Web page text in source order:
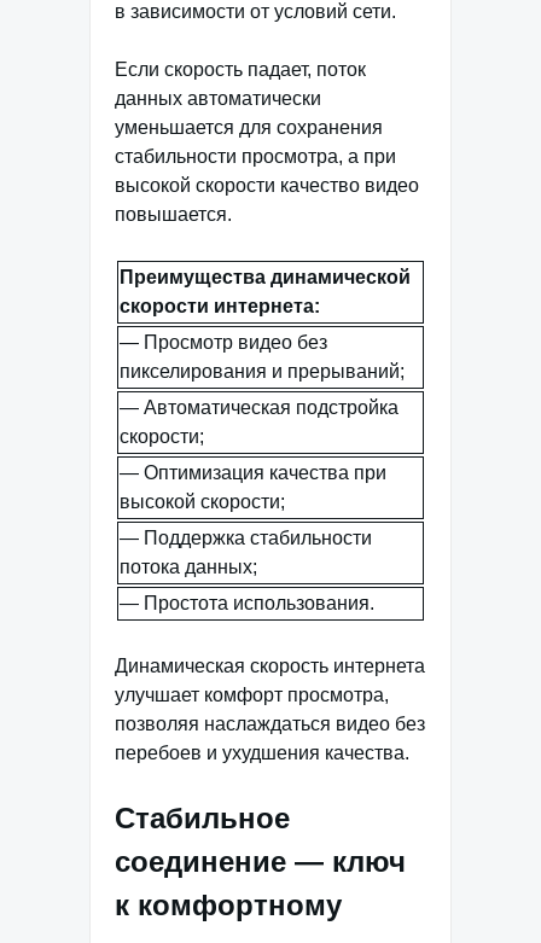
в зависимости от условий сети.
Если скорость падает, поток
данных автоматически
уменьшается для сохранения
стабильности просмотра, а при
высокой скорости качество видео
повышается.
Преимущества динамической
скорости интернета:
— Просмотр видео без
пикселирования и прерываний;
— Автоматическая подстройка
скорости;
— Оптимизация качества при
высокой скорости;
— Поддержка стабильности
потока данных;
— Простота использования.
Динамическая скорость интернета
улучшает комфорт просмотра,
позволяя наслаждаться видео без
перебоев и ухудшения качества.
Стабильное
соединение — ключ
к комфортному